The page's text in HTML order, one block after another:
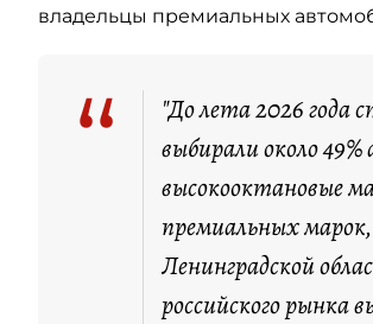
владельцы премиальных
“
"До лета 2026 года
выбирали около
высокооктановые
премиальных
Ленинградской
российского рынка